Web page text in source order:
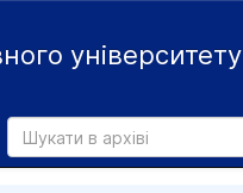
університету